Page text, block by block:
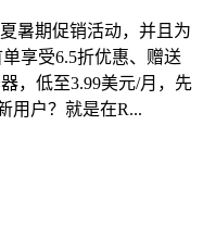
暑期促销活动，并且为
享受6.5折优惠、赠送
，低至3.99美元/月，先
用户？就是在R...